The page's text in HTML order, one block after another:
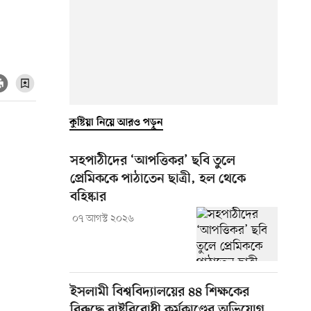
কুষ্টিয়া নিয়ে আরও পড়ুন
সহপাঠীদের ‘আপত্তিকর’ ছবি তুলে
প্রেমিককে পাঠাতেন ছাত্রী, হল থেকে
বহিষ্কার
০৭ আগস্ট ২০২৬
ইসলামী বিশ্ববিদ্যালয়ের ৪৪ শিক্ষকের